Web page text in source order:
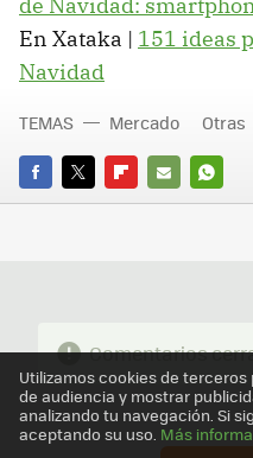
En Xataka | 151 ideas
Navidad
FACEBOOK
TWITTERFLIPBOARD
E-
TEMAS Mercado Otras
Comentarios
Utilizamos cookies de
de audiencia y mostrar
analizando tu navegación. Si
aceptando su uso. Más